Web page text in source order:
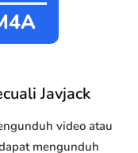
Javjack
video atau
mengunduh